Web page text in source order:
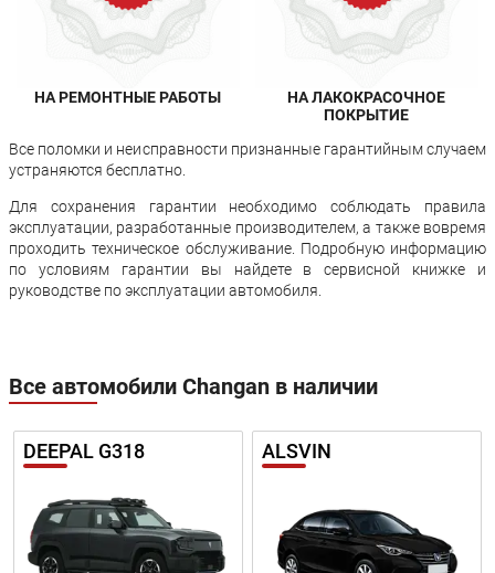
НА РЕМОНТНЫЕ РАБОТЫ
НА ЛАКОКРАСОЧНОЕ
ПОКРЫТИЕ
Все поломки и неисправности признанные гарантийным случаем
устраняются бесплатно.
Для сохранения гарантии необходимо соблюдать правила
эксплуатации, разработанные производителем, а также вовремя
проходить техническое обслуживание. Подробную информацию
по условиям гарантии вы найдете в сервисной книжке и
руководстве по эксплуатации автомобиля.
Все автомобили Changan в наличии
DEEPAL G318 ALSVIN